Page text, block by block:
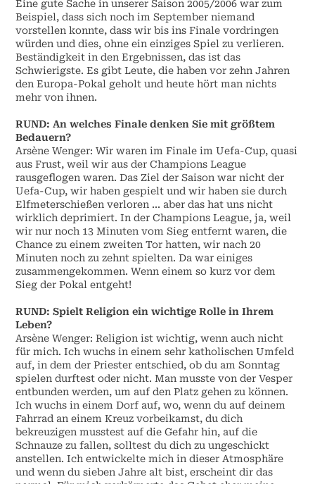
Eine gute Sache in unserer Saison 2005/2006 war zum
Beispiel, dass sich noch im September niemand
vorstellen konnte, dass wir bis ins Finale vordringen
würden und dies, ohne ein einziges Spiel zu verlieren.
Beständigkeit in den Ergebnissen, das ist das
Schwierigste. Es gibt Leute, die haben vor zehn Jahren
den Europa-Pokal geholt und heute hört man nichts
mehr von ihnen.
RUND: An welches Finale denken Sie mit größtem
Bedauern?
Arsène Wenger: Wir waren im Finale im Uefa-Cup, quasi
aus Frust, weil wir aus der Champions League
rausgeflogen waren. Das Ziel der Saison war nicht der
Uefa-Cup, wir haben gespielt und wir haben sie durch
Elfmeterschießen verloren ... aber das hat uns nicht
wirklich deprimiert. In der Champions League, ja, weil
wir nur noch 13 Minuten vom Sieg entfernt waren, die
Chance zu einem zweiten Tor hatten, wir nach 20
Minuten noch zu zehnt spielten. Da war einiges
zusammengekommen. Wenn einem so kurz vor dem
Sieg der Pokal entgeht!
RUND: Spielt Religion ein wichtige Rolle in Ihrem
Leben?
Arsène Wenger: Religion ist wichtig, wenn auch nicht
für mich. Ich wuchs in einem sehr katholischen Umfeld
auf, in dem der Priester entschied, ob du am Sonntag
spielen durftest oder nicht. Man musste von der Vesper
entbunden werden, um auf den Platz gehen zu können.
Ich wuchs in einem Dorf auf, wo, wenn du auf deinem
Fahrrad an einem Kreuz vorbeikamst, du dich
bekreuzigen musstest auf die Gefahr hin, auf die
Schnauze zu fallen, solltest du dich zu ungeschickt
anstellen. Ich entwickelte mich in dieser Atmosphäre
und wenn du sieben Jahre alt bist, erscheint dir das